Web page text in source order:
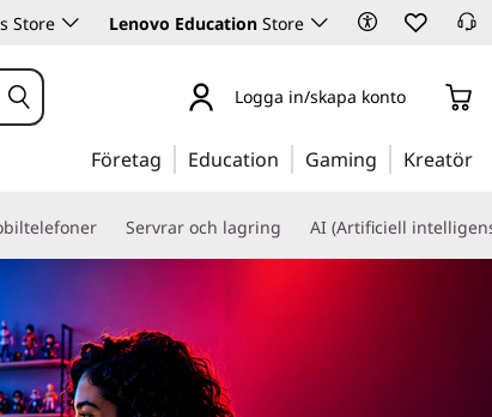
Store Lenovo Education Store
Logga in/skapa konto
Företag Education Gaming Kreatör
Servrar och lagring AI (Artificiell